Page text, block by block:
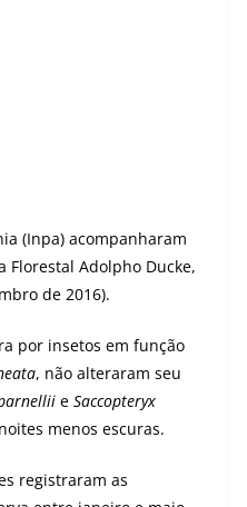
(Inpa) acompanharam
Florestal Adolpho Ducke,
de 2016).
por insetos em função
, não alteraram seu
e Saccopteryx
menos escuras.
registraram as